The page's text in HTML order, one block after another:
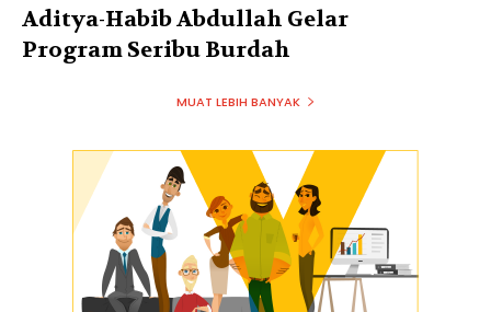
Aditya-Habib Abdullah Gelar
Program Seribu Burdah
MUAT LEBIH BANYAK